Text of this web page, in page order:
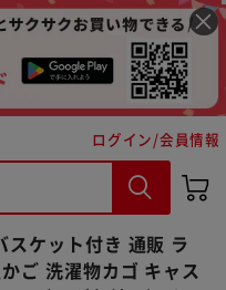
ログイン/会員情報
ケット付き 通販 ラ
ご 洗濯物カゴ キャス
購入手続きへ